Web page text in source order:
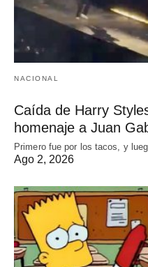
NACIONAL
Caída de Harry
homenaje a Juan
Primero fue por los tacos, y
Ago 2, 2026